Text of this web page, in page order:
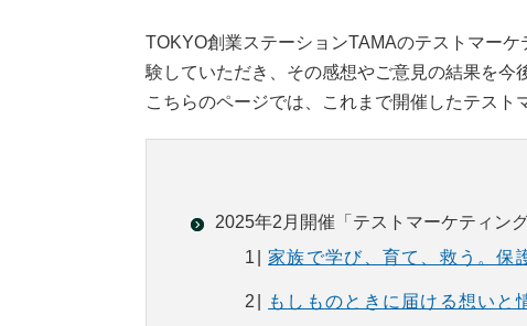
TOKYO創業ステーションTAMAのテストマー
験していただき、その感想やご意見の結果を今
こちらのページでは、これまで開催したテスト
2025年2月開催「テストマーケティング
1|家族で学び、育て、救う。保
2|
もしものときに届ける想いと